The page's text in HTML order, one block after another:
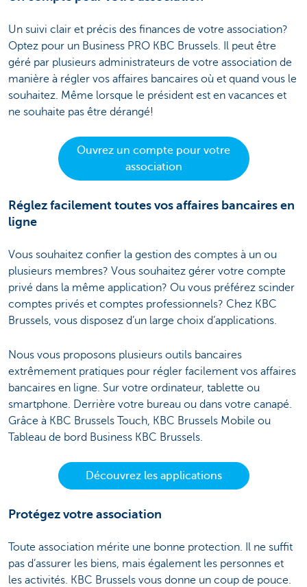
Un suivi clair et précis des finances de votre association?
Optez pour un Business PRO KBC Brussels. Il peut être
géré par plusieurs administrateurs de votre association de
manière à régler vos affaires bancaires où et quand vous le
souhaitez. Même lorsque le président est en vacances et
ne souhaite pas être dérangé!
Ouvrez un compte pour votre
association
Réglez facilement toutes vos affaires bancaires en
ligne
Vous souhaitez confier la gestion des comptes à un ou
plusieurs membres? Vous souhaitez gérer votre compte
privé dans la même application? Ou vous préférez scinder
comptes privés et comptes professionnels? Chez KBC
Brussels, vous disposez d’un large choix d’applications.
Nous vous proposons plusieurs outils bancaires
extrêmement pratiques pour régler facilement vos affaires
bancaires en ligne. Sur votre ordinateur, tablette ou
smartphone. Derrière votre bureau ou dans votre canapé.
Grâce à KBC Brussels Touch, KBC Brussels Mobile ou
Tableau de bord Business KBC Brussels.
Découvrez les applications
Protégez votre association
Toute association mérite une bonne protection. Il ne suffit
pas d’assurer les biens, mais également les personnes et
les activités. KBC Brussels vous donne un coup de pouce.